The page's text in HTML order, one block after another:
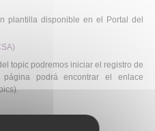
plantilla disponible en el Portal del
topic podremos iniciar el registro de
podrá encontrar el enlace